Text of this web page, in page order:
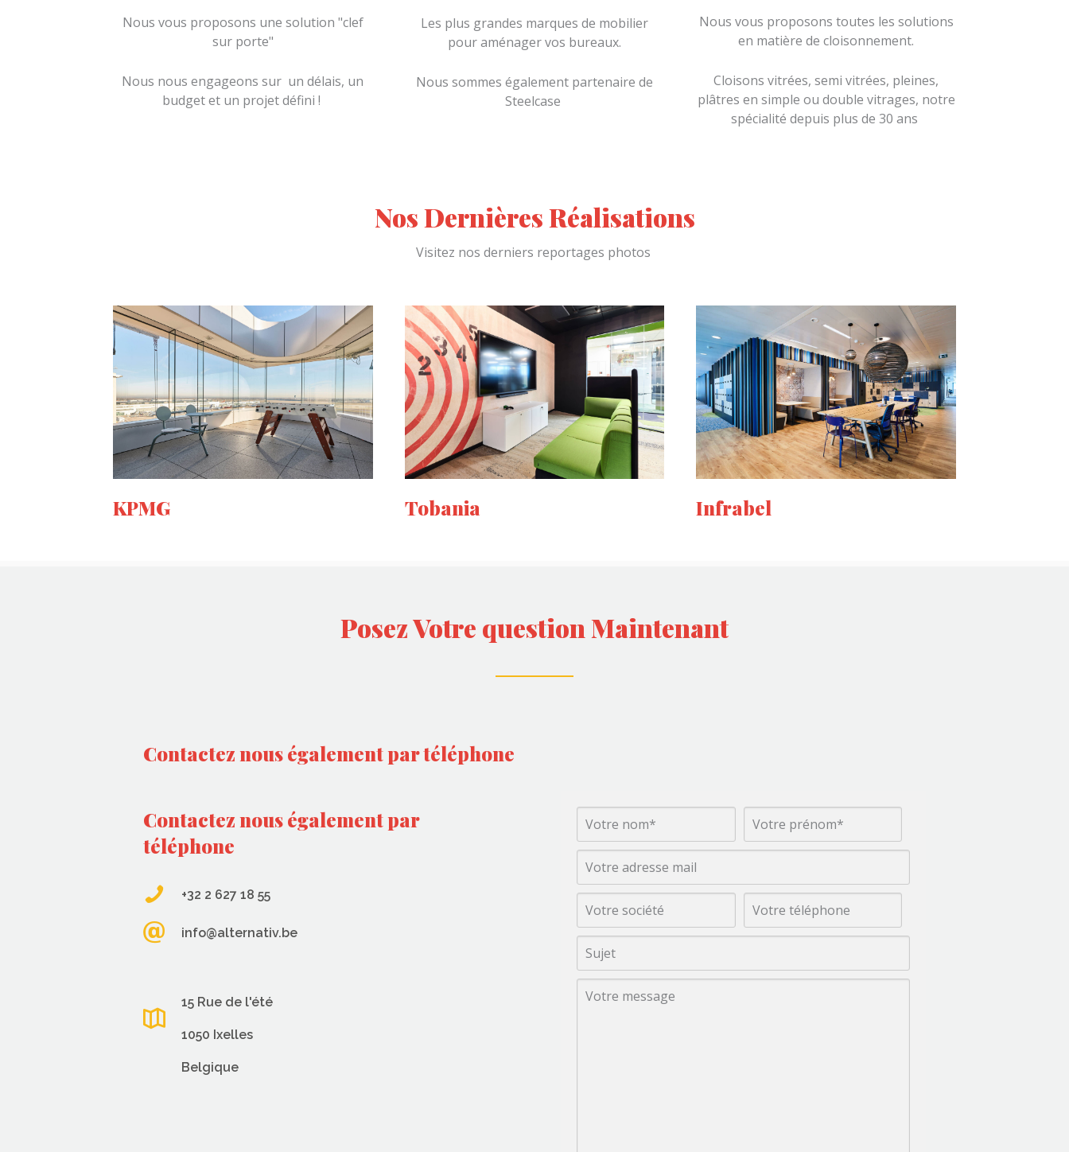
Nous vous proposons une solution "clef
sur porte"
Nous nous engageons sur un délais, un
budget et un projet défini !
Les plus grandes marques de mobilier
pour aménager vos bureaux.
Nous sommes également partenaire de
Steelcase
Nous vous proposons toutes les solutions
en matière de cloisonnement.
Cloisons vitrées, semi vitrées, pleines,
plâtres en simple ou double vitrages, notre
spécialité depuis plus de 30 ans
Nos Dernières Réalisations
Visitez nos derniers reportages photos
KPMG Tobania Infrabel
Posez Votre question Maintenant
Contactez nous également par téléphone
Contactez nous également par
téléphone
+32 2 627 18 55
info@alternativ.be
15 Rue de l'été
1050 Ixelles
Belgique